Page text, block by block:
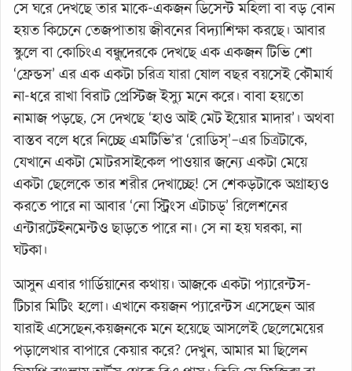
সে ঘরে দেখছে তার মাকে-একজন ডিসেন্ট মহিলা বা বড় বোন
হয়ত কিচেনে তেজপাতায় জীবনের বিদ্যাশিক্ষা করছে। আবার
স্কুলে বা কোচিংএ বন্ধুদেরকে দেখছে এক একজন টিভি শো
‘ফ্রেন্ডস’ এর এক একটা চরিত্র যারা ষোল বছর বয়সেই কৌমার্য
না-ধরে রাখা বিরাট প্রেস্টিজ ইস্যু মনে করে। বাবা হয়তো
নামাজ পড়ছে, সে দেখছে ‘হাও আই মেট ইয়োর মাদার’। অথবা
বাস্তব বলে ধরে নিচ্ছে এমটিভি’র ‘রোডিস্’–এর চিত্রটাকে,
যেখানে একটা মোটরসাইকেল পাওয়ার জন্যে একটা মেয়ে
একটা ছেলেকে তার শরীর দেখাচ্ছে! সে শেকড়টাকে অগ্রাহ্যও
করতে পারে না আবার ‘নো স্ট্রিংস এটাচড্’ রিলেশনের
এন্টারটেইনমেন্টও ছাড়তে পারে না। সে না হয় ঘরকা, না
ঘটকা।
আসুন এবার গার্ডিয়ানের কথায়। আজকে একটা প্যারেন্টস-
টিচার মিটিং হলো। এখানে কয়জন প্যারেন্টস এসেছেন আর
যারাই এসেছেন,কয়জনকে মনে হয়েছে আসলেই ছেলেমেয়ের
পড়ালেখার বাপারে কেয়ার করে? দেখুন, আমার মা ছিলেন